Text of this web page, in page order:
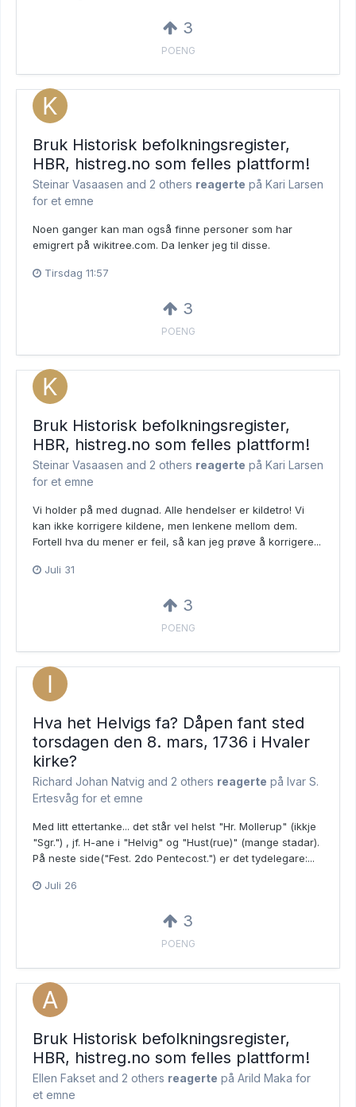
3
POENG
Bruk Historisk befolkningsregister,
HBR, histreg.no som felles plattform!
Steinar Vasaasen and 2 others reagerte på Kari Larsen
for et emne
Noen ganger kan man også finne personer som har
emigrert på wikitree.com. Da lenker jeg til disse.
Tirsdag 11:57
3
POENG
Bruk Historisk befolkningsregister,
HBR, histreg.no som felles plattform!
Steinar Vasaasen and 2 others reagerte på Kari Larsen
for et emne
Vi holder på med dugnad. Alle hendelser er kildetro! Vi
kan ikke korrigere kildene, men lenkene mellom dem.
Fortell hva du mener er feil, så kan jeg prøve å korrigere...
Juli 31
3
POENG
Hva het Helvigs fa? Dåpen fant sted
torsdagen den 8. mars, 1736 i Hvaler
kirke?
Richard Johan Natvig and 2 others reagerte på Ivar S.
Ertesvåg for et emne
Med litt ettertanke... det står vel helst "Hr. Mollerup" (ikkje
"Sgr.") , jf. H-ane i "Helvig" og "Hust(rue)" (mange stadar).
På neste side("Fest. 2do Pentecost.") er det tydelegare:...
Juli 26
3
POENG
Bruk Historisk befolkningsregister,
HBR, histreg.no som felles plattform!
Ellen Fakset and 2 others reagerte på Arild Maka for
et emne